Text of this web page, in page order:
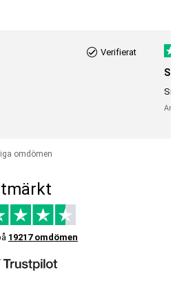
Verifierat
omdömen
19217 omdömen